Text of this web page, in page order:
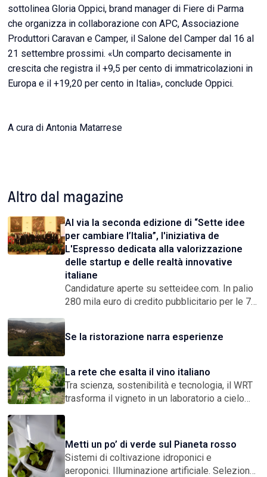
sottolinea Gloria Oppici, brand manager di Fiere di Parma
che organizza in collaborazione con APC, Associazione
Produttori Caravan e Camper, il Salone del Camper dal 16 al
21 settembre prossimi. «Un comparto decisamente in
crescita che registra il +9,5 per cento di immatricolazioni in
Europa e il +19,20 per cento in Italia», conclude Oppici.
A cura di Antonia Matarrese
Altro dal magazine
Al via la seconda edizione di “Sette idee
per cambiare l’Italia”, l'iniziativa de
L'Espresso dedicata alla valorizzazione
delle startup e delle realtà innovative
italiane
Candidature aperte su setteidee.com. In palio
280 mila euro di credito pubblicitario per le 7
Campidoglio il 9 dicembre
Se la ristorazione narra esperienze
La rete che esalta il vino italiano
Tra scienza, sostenibilità e tecnologia, il WRT
trasforma il vigneto in un laboratorio a cielo
concreta sul futuro
Metti un po’ di verde sul Pianeta rosso
Sistemi di coltivazione idroponici e
aeroponici. Illuminazione artificiale. Selezione